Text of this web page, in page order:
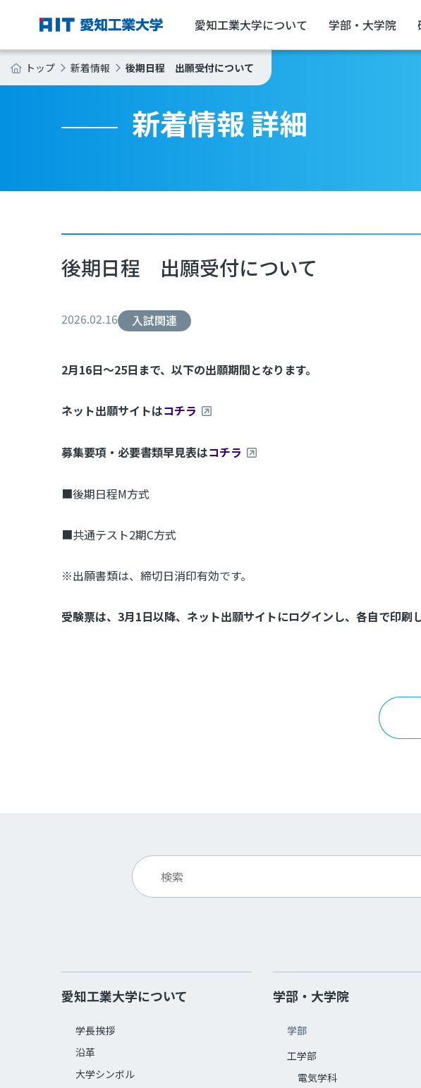
愛知工業大学について 学部・大学院
トップ 新着情報 後期日程 出願受付について
新着情報 詳細
後期日程 出願受付について
2026.02.16 入試関連
2月16日～25日まで、以下の出願期間となります。
ネット出願サイトはコチラ
募集要項・必要書類早見表はコチラ
■後期日程M方式
■共通テスト2期C方式
※出願書類は、締切日消印有効です。
受験票は、3月1日以降、ネット出願サイトにログインし、各自で印刷
愛知工業大学について
学長挨拶
沿革
大学シンボル
学部・大学院
学部
工学部
電気学科